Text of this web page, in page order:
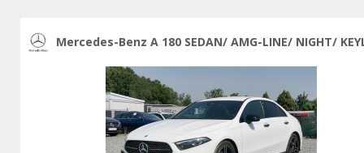
Mercedes-Benz A 180 SEDAN/ AMG-LINE/ NIGHT/